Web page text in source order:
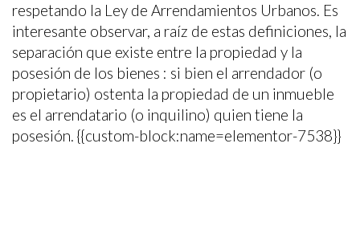
respetando la Ley de Arrendamientos Urbanos. Es
interesante observar, a raíz de estas definiciones, la
separación que existe entre la propiedad y la
posesión de los bienes : si bien el arrendador (o
propietario) ostenta la propiedad de un inmueble
es el arrendatario (o inquilino) quien tiene la
posesión. {{custom-block:name=elementor-7538}}